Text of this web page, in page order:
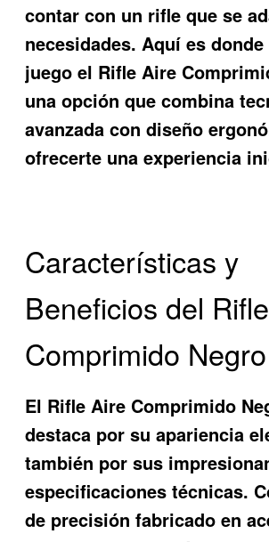
contar con un rifle que se
necesidades. Aquí es
juego el Rifle Aire
una opción que combina
avanzada con diseño
ofrecerte una experiencia
Características y
Beneficios del
Comprimido Negro
El Rifle Aire Comprimido
destaca por su apariencia
también por sus
especificaciones técnicas.
de precisión fabricado en